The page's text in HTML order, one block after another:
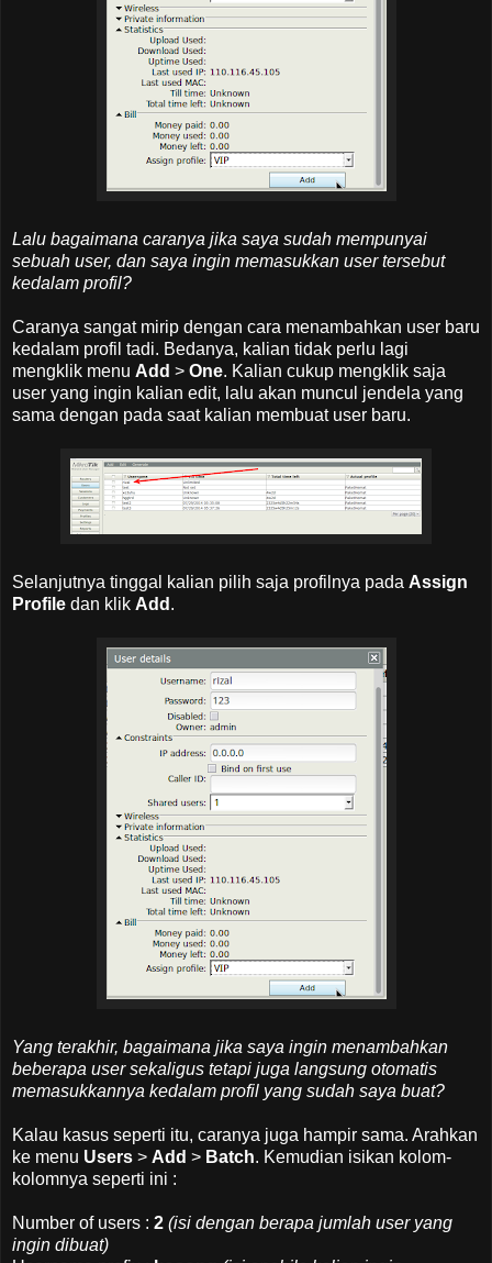
Lalu bagaimana caranya jika saya sudah mempunyai
sebuah user, dan saya ingin memasukkan user tersebut
kedalam profil?
Caranya sangat mirip dengan cara menambahkan user baru
kedalam profil tadi. Bedanya, kalian tidak perlu lagi
mengklik menu Add > One. Kalian cukup mengklik saja
user yang ingin kalian edit, lalu akan muncul jendela yang
sama dengan pada saat kalian membuat user baru.
Selanjutnya tinggal kalian pilih saja profilnya pada Assign
Profile dan klik Add .
Yang terakhir, bagaimana jika saya ingin menambahkan
beberapa user sekaligus tetapi juga langsung otomatis
memasukkannya kedalam profil yang sudah saya buat?
Kalau kasus seperti itu, caranya juga hampir sama. Arahkan
ke menu Users > Add > Batch. Kemudian isikan kolom-
kolomnya seperti ini :
Number of users : 2 (isi dengan berapa jumlah user yang
ingin dibuat)